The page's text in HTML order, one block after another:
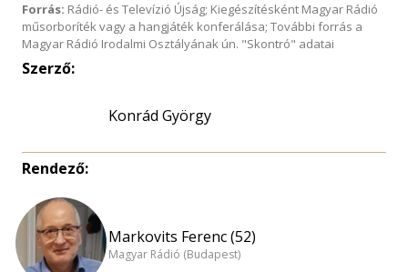
Forrás: Rádió- és Televízió Újság; Kiegészítésként Magyar Rádió
műsorboríték vagy a hangjáték konferálása; További forrás a
Magyar Rádió Irodalmi Osztályának ún. "Skontró" adatai
Szerző:
Konrád György
Rendező:
Markovits Ferenc (52)
Magyar Rádió (Budapest)